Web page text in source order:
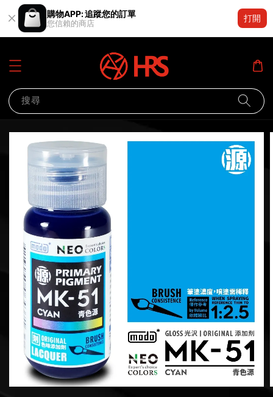
購物APP: 追蹤您的訂單
您信賴的商店
打開
搜尋